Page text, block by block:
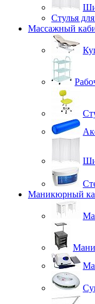
Стулья
Массажный
Маникюрный